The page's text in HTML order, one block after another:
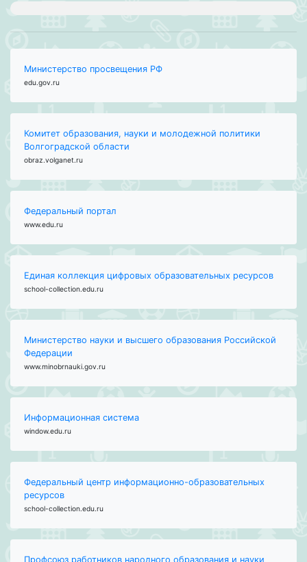
Министерство просвещения РФ
edu.gov.ru
Комитет образования, науки и молодежной политики
Волгоградской области
obraz.volganet.ru
Федеральный портал
www.edu.ru
Единая коллекция цифровых образовательных ресурсов
school-collection.edu.ru
Министерство науки и высшего образования Российской
Федерации
www.minobrnauki.gov.ru
Информационная система
window.edu.ru
Федеральный центр информационно-образовательных
ресурсов
school-collection.edu.ru
Профсоюз работников народного образования и науки